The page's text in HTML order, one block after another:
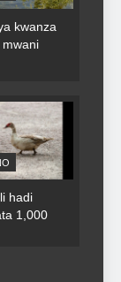
kwanza
mwani
hadi
1,000